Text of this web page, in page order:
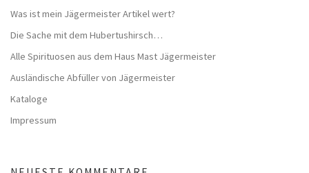
Was ist mein Jägermeister Artikel wert?
Die Sache mit dem Hubertushirsch…
Alle Spirituosen aus dem Haus Mast Jägermeister
Ausländische Abfüller von Jägermeister
Kataloge
Impressum